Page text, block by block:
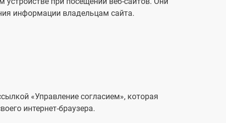
дополнительной информации о
связанных с
и нашей контактной
информации владельцам сайта.
«Управление согласием», которая
интернет-браузера.